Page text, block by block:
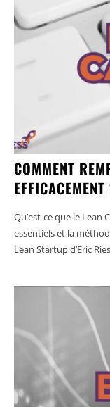
COMMENT
Qu’est-ce que le Lean
essentiels et la
Lean Startup d’Eric